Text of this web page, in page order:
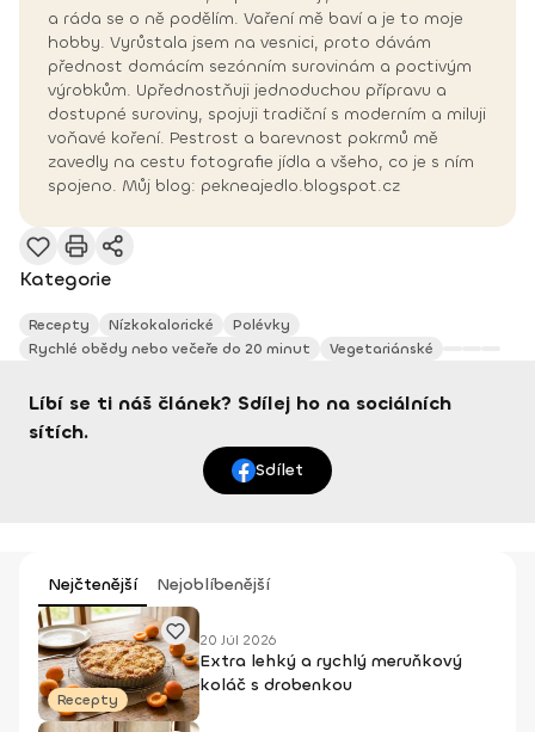
a ráda se o ně podělím. Vaření mě baví a je to moje
hobby. Vyrůstala jsem na vesnici, proto dávám
přednost domácím sezónním surovinám a poctivým
výrobkům. Upřednostňuji jednoduchou přípravu a
dostupné suroviny, spojuji tradiční s moderním a miluji
voňavé koření. Pestrost a barevnost pokrmů mě
zavedly na cestu fotografie jídla a všeho, co je s ním
spojeno. Můj blog: pekneajedlo.blogspot.cz
Kategorie
Recepty Nízkokalorické
Polévky
Rychlé obědy nebo večeře do 20 minut
Vegetariánské
Líbí se ti náš článek? Sdílej ho na sociálních
sítích.
Sdílet
Nejčtenější Nejoblíbenější
Recepty
20 Júl 2026
Extra lehký a rychlý meruňkový
koláč s drobenkou